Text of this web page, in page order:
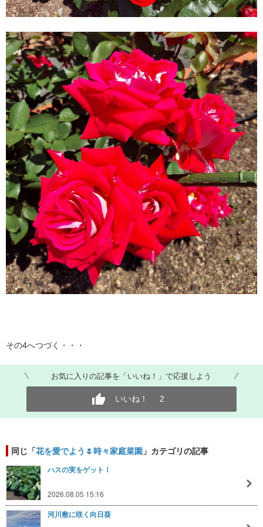
その4へつづく・・・
お気に入りの記事を「いいね！」で応援しよう
いいね！ 2
同じ「花を愛でよう🌷時々家庭菜園 」カテゴリの記事
ハスの実をゲット！
2026.08.05 15:16
河川敷に咲く向日葵